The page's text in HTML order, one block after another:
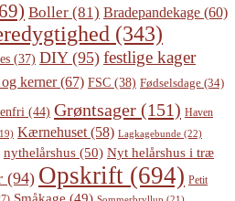
Boller (81) Bradepandekage (60)
(343)
(37) DIY(95) festlige kager
kerner(67) FSC (38) Fødselsdage (34)
(44) Grøntsager (151) Haven
Kærnehuset (58) Lagkagebunde (22)
nythelårshus (50) Nyt helårshus i træ
(94) Opskrift (694) Petit